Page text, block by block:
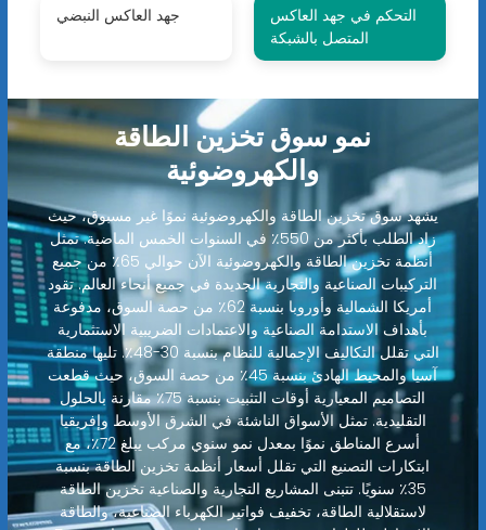
جهد العاكس النبضي
التحكم في جهد العاكس
المتصل بالشبكة
نمو سوق تخزين الطاقة
والكهروضوئية
يشهد سوق تخزين الطاقة والكهروضوئية نموًا غير مسبوق، حيث
زاد الطلب بأكثر من 550٪ في السنوات الخمس الماضية. تمثل
أنظمة تخزين الطاقة والكهروضوئية الآن حوالي 65٪ من جميع
التركيبات الصناعية والتجارية الجديدة في جميع أنحاء العالم. تقود
أمريكا الشمالية وأوروبا بنسبة 62٪ من حصة السوق، مدفوعة
بأهداف الاستدامة الصناعية والاعتمادات الضريبية الاستثمارية
التي تقلل التكاليف الإجمالية للنظام بنسبة 30-48٪. تليها منطقة
آسيا والمحيط الهادئ بنسبة 45٪ من حصة السوق، حيث قطعت
التصاميم المعيارية أوقات التثبيت بنسبة 75٪ مقارنة بالحلول
التقليدية. تمثل الأسواق الناشئة في الشرق الأوسط وإفريقيا
أسرع المناطق نموًا بمعدل نمو سنوي مركب يبلغ 72٪، مع
ابتكارات التصنيع التي تقلل أسعار أنظمة تخزين الطاقة بنسبة
35٪ سنويًا. تتبنى المشاريع التجارية والصناعية تخزين الطاقة
لاستقلالية الطاقة، تخفيف فواتير الكهرباء الصناعية، والطاقة